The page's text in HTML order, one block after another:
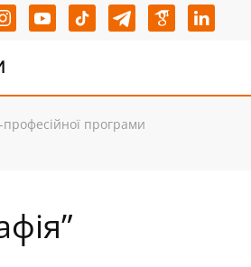
професійної програми